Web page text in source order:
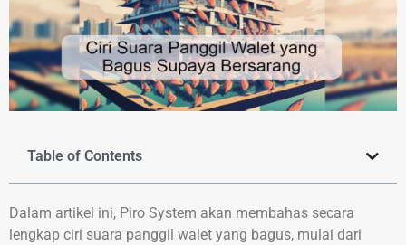
Table of Contents
Dalam artikel ini, Piro System akan membahas secara
lengkap ciri suara panggil walet yang bagus, mulai dari